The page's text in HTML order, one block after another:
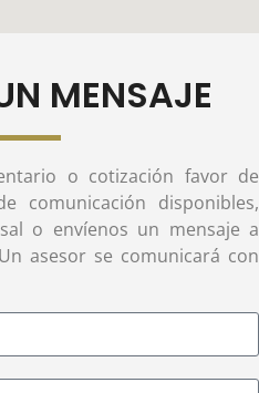
MENSAJE
o cotización favor de
comunicación disponibles,
o envíenos un mensaje a
asesor se comunicará con